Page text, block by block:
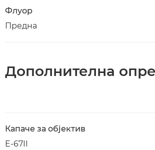
Флуор
Предна
Дополнителна
Капаче за објектив
E-67II